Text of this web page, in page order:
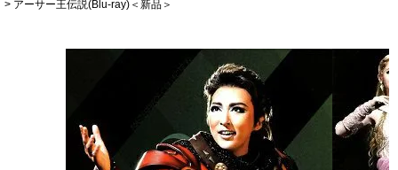
アーサー王伝説(Blu-ray)＜新品＞